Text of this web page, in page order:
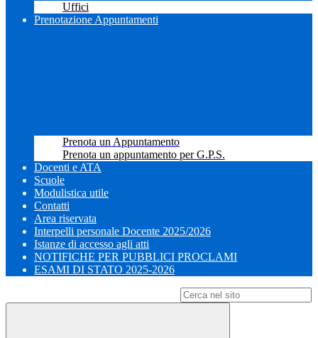
Uffici
Prenotazione Appuntamenti
Prenota un Appuntamento
Prenota un appuntamento per G.P.S.
Docenti e ATA
Scuole
Modulistica utile
Contatti
Area riservata
Interpelli personale Docente 2025/2026
Istanze di accesso agli atti
NOTIFICHE PER PUBBLICI PROCLAMI
ESAMI DI STATO 2025-2026